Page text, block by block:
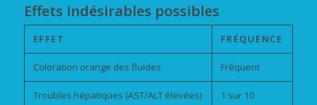
Effets indésirables possibles
EFFET FRÉQUENCE
Coloration orange des fluides Fréquent
Troubles hépatiques (AST/ALT élevées) 1 sur 10